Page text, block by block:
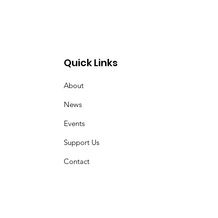
Quick Links
About
News
Events
Support Us
Contact